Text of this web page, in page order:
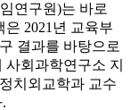
연구원)는 바로
2021년 교육부
결과를 바탕으로
회과학연구소 지
치외교학과 교수